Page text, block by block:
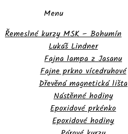
Menu
Řemeslné kurzy MSK – Bohumín
Lukáš Lindner
Fajna lampa z Jasanu
Fajne prkno vícedruhové
Dřevěná magnetická lišta
Nástěnné hodiny
Epoxidové prkénko
Epoxidové hodiny